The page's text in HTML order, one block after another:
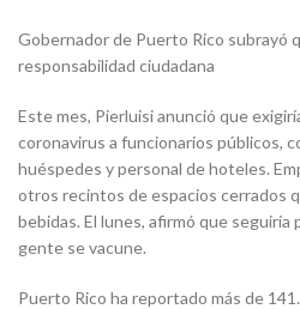
Gobernador de Puerto Rico subrayó
responsabilidad ciudadana
Este mes, Pierluisi anunció que
coronavirus a funcionarios públicos,
huéspedes y personal de hoteles.
otros recintos de espacios cerrados
bebidas. El lunes, afirmó que seguiría
gente se vacune.
Puerto Rico ha reportado más de